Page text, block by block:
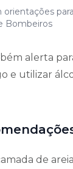
Bombeiros
alerta
e utilizar
de